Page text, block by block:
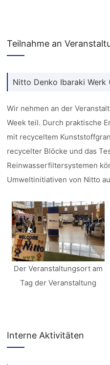
Teilnahme an
Nitto Denko Ibaraki Werk
Wir nehmen an der
Week teil. Durch praktische
mit recyceltem
recycelter Blöcke und das
Reinwasserfiltersystemen
Umweltinitiativen von Nitto
Der Veranstaltungsort am
Tag der Veranstaltung
Interne Aktivitäten